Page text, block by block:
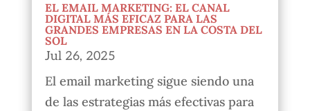
EL EMAIL MARKETING: EL CANAL
DIGITAL MÁS EFICAZ PARA LAS
GRANDES EMPRESAS EN LA COSTA DEL
SOL
Jul 26, 2025
El email marketing sigue siendo una
de las estrategias más efectivas para